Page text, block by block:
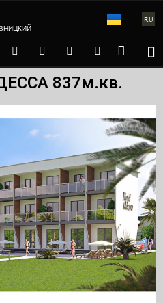
phone
837м.кв.